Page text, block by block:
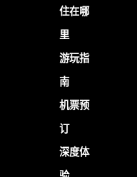
住在哪
里
游玩指
南
机票预
订
深度体